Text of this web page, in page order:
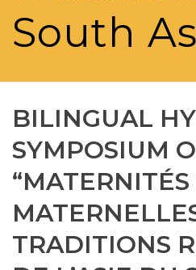
South
BILINGUAL
SYMPOSIUM
TRADITIONS